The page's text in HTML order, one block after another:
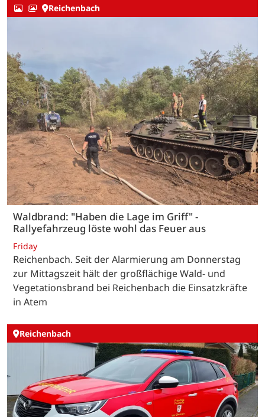
Reichenbach
Waldbrand: "Haben die Lage im Griff" -
Rallyefahrzeug löste wohl das Feuer aus
Friday
Reichenbach. Seit der Alarmierung am Donnerstag
zur Mittagszeit hält der großflächige Wald- und
Vegetationsbrand bei Reichenbach die Einsatzkräfte
in Atem
Reichenbach